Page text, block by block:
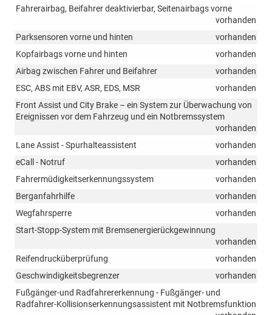
Fahrerairbag, Beifahrer deaktivierbar, Seitenairbags vorne
vorhanden
Parksensoren vorne und hinten
vorhanden
Kopfairbags vorne und hinten
vorhanden
Airbag zwischen Fahrer und Beifahrer
vorhanden
ESC, ABS mit EBV, ASR, EDS, MSR
vorhanden
Front Assist und City Brake – ein System zur Überwachung von
Ereignissen vor dem Fahrzeug und ein Notbremssystem
vorhanden
Lane Assist - Spurhalteassistent
vorhanden
eCall - Notruf
vorhanden
Fahrermüdigkeitserkennungssystem
vorhanden
Berganfahrhilfe
vorhanden
Wegfahrsperre
vorhanden
Start-Stopp-System mit Bremsenergierückgewinnung
vorhanden
Reifendrucküberprüfung
vorhanden
Geschwindigkeitsbegrenzer
vorhanden
Fußgänger-und Radfahrererkennung - Fußgänger- und
Radfahrer-Kollisionserkennungsassistent mit Notbremsfunktion